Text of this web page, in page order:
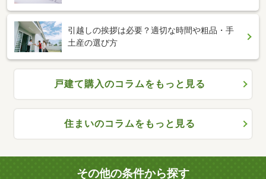
引越しの挨拶は必要？適切な時間や粗品・手
土産の選び方
戸建て購入のコラムをもっと見る
住まいのコラムをもっと見る
その他の条件から探す